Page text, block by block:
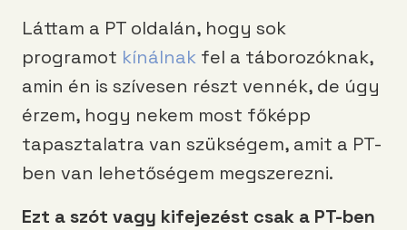
Láttam a PT oldalán, hogy sok
programot kínálnak fel a táborozóknak,
amin én is szívesen részt vennék, de úgy
érzem, hogy nekem most főképp
tapasztalatra van szükségem, amit a PT-
ben van lehetőségem megszerezni.
Ezt a szót vagy kifejezést csak a PT-ben